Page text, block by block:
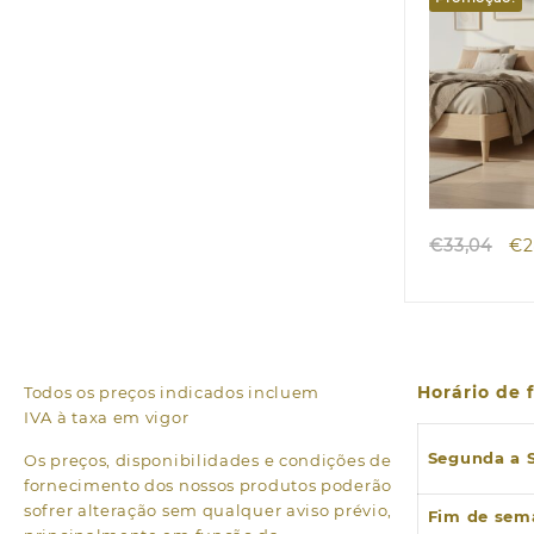
2000W
€33,04
O
€
Todos os preços indicados incluem
IVA à taxa em vigor
Os preços, disponibilidades e condições de
fornecimento dos nossos produtos poderão
sofrer alteração sem qualquer aviso prévio,
Horário de
Segunda a
Fim de